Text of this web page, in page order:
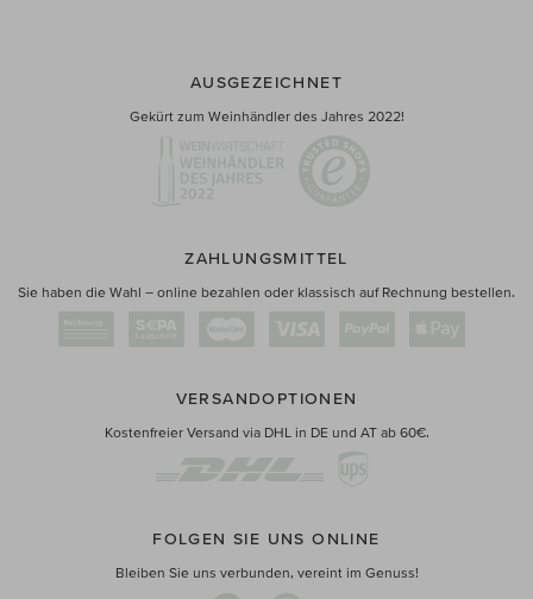
AUSGEZEICHNET
Gekürt zum Weinhändler des Jahres 2022!
ZAHLUNGSMITTEL
Sie haben die Wahl – online bezahlen oder klassisch auf Rechnung bestellen.
VERSANDOPTIONEN
Kostenfreier Versand via DHL in DE und AT ab 60€.
FOLGEN SIE UNS ONLINE
Bleiben Sie uns verbunden, vereint im Genuss!